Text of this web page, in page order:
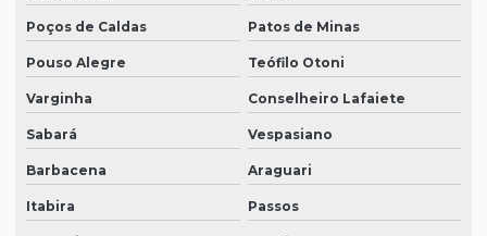
Poços de Caldas Patos de Minas
Pouso Alegre Teófilo Otoni
Varginha Conselheiro Lafaiete
Sabará Vespasiano
Barbacena Araguari
Itabira Passos